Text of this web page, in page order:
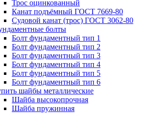
Трос оцинкованный
Канат подъёмный ГОСТ 7669-80
Судовой канат (трос) ГОСТ 3062-80
болты
Болт фундаментный тип 1
Болт фундаментный тип 2
Болт фундаментный тип 3
Болт фундаментный тип 4
Болт фундаментный тип 5
Болт фундаментный тип 6
шайбы металлические
Шайба высокопрочная
Шайба пружинная